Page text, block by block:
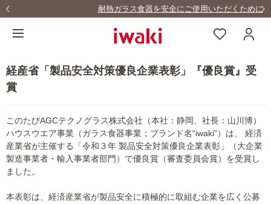
耐熱ガラス食器を安全にご使用いただくために
経産省「製品安全対策優良企業表彰」『優良賞』受
賞
このたびAGCテクノグラス株式会社（本社：静岡、社長：山川博）
ハウスウエア事業（ガラス食器事業；ブランド名“iwaki”）は、 経済
産業省が主催する「令和３年 製品安全対策優良企業表彰」（大企業
製造事業者・輸入事業者部門）で優良賞（審査委員会賞）を受賞し
ました。
本表彰は、経済産業省が製品安全に積極的に取組む企業を広く公募